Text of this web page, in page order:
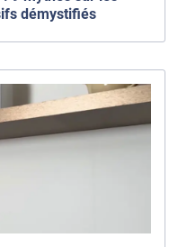
démystifiés